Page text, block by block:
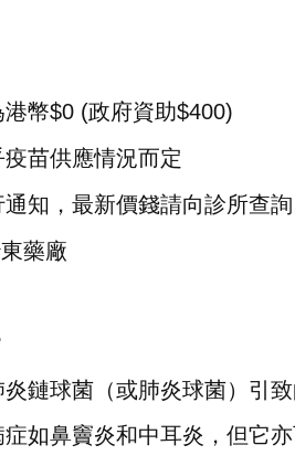
幣$0 (政府資助$400)
苗供應情況而定
知，最新價錢請向診所查詢
藥廠
鏈球菌（或肺炎球菌）引
如鼻竇炎和中耳炎，但它